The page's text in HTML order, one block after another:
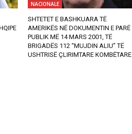
NACIONALE
SHTETET E BASHKUARA TË
AMERIKËS NË DOKUMENTIN E PARË
PUBLIK MË 14 MARS 2001, TË
BRIGADËS 112 “MUJDIN ALIU” TË
USHTRISË ÇLIRIMTARE KOMBËTARE